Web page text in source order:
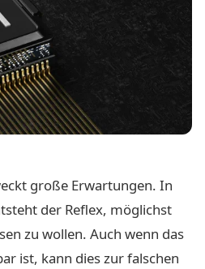
große Erwartungen. In
der Reflex, möglichst
zu wollen. Auch wenn das
ist, kann dies zur falschen